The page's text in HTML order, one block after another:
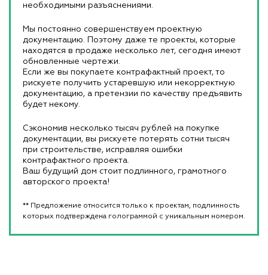
необходимыми разъяснениями.
Мы постоянно совершенствуем проектную
документацию. Поэтому даже те проекты, которые
находятся в продаже несколько лет, сегодня имеют
обновленные чертежи.
Если же вы покупаете контрафактный проект, то
рискуете получить устаревшую или некорректную
документацию, а претензии по качеству предъявить
будет некому.
Сэкономив несколько тысяч рублей на покупке
документации, вы рискуете потерять сотни тысяч
при строительстве, исправляя ошибки
контрафактного проекта.
Ваш будущий дом стоит подлинного, грамотного
авторского проекта!
** Предложение относится только к проектам, подлинность
которых подтверждена голограммой с уникальным номером.